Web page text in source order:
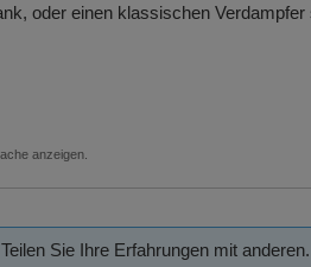
oder einen klassischen
anzeigen.
Sie Ihre Erfahrungen mit anderen.